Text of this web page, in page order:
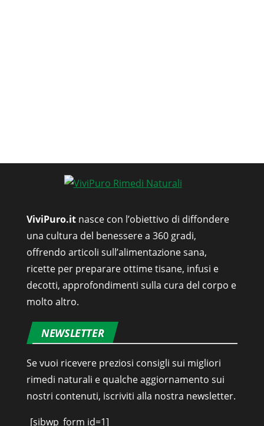
ViviPuro.it nasce con l’obiettivo di diffondere
una cultura del benessere a 360 gradi,
offrendo articoli sull’alimentazione sana,
ricette per preparare ottime tisane, infusi e
decotti, approfondimenti sulla cura del corpo e
molto altro.
NEWSLETTER
Se vuoi ricevere preziosi consigli sui migliori
rimedi naturali e qualche aggiornamento sui
nostri contenuti, iscriviti alla nostra newsletter.
[sibwp_form id=1]